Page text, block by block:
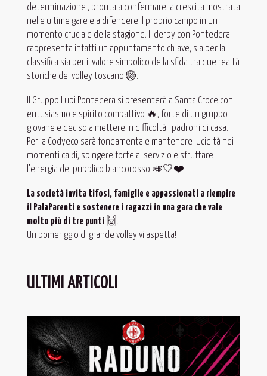
determinazione , pronta a confermare la crescita mostrata
nelle ultime gare e a difendere il proprio campo in un
momento cruciale della stagione. Il derby con Pontedera
rappresenta infatti un appuntamento chiave, sia per la
classifica sia per il valore simbolico della sfida tra due realtà
storiche del volley toscano 🏐.
Il Gruppo Lupi Pontedera si presenterà a Santa Croce con
entusiasmo e spirito combattivo 🔥, forte di un gruppo
giovane e deciso a mettere in difficoltà i padroni di casa.
Per la Codyeco sarà fondamentale mantenere lucidità nei
momenti caldi, spingere forte al servizio e sfruttare
l’energia del pubblico biancorosso 🎺🤍❤️.
La società invita tifosi, famiglie e appassionati a riempire
il PalaParenti e sostenere i ragazzi in una gara che vale
molto più di tre punti🙌.
Un pomeriggio di grande volley vi aspetta!
ULTIMI ARTICOLI